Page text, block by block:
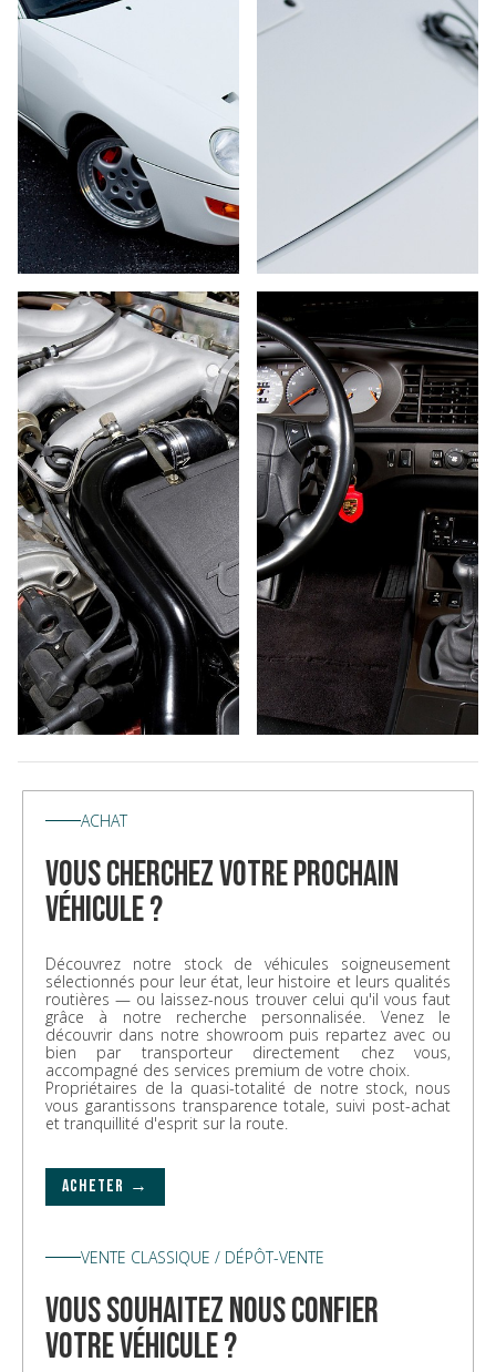
ACHAT
vous cherchez votre prochain
véhicule ?
Découvrez notre stock de véhicules soigneusement
sélectionnés pour leur état, leur histoire et leurs qualités
routières — ou laissez-nous trouver celui qu'il vous faut
grâce à notre recherche personnalisée. Venez le
découvrir dans notre showroom puis repartez avec ou
bien par transporteur directement chez vous,
accompagné des services premium de votre choix.
Propriétaires de la quasi-totalité de notre stock, nous
vous garantissons transparence totale, suivi post-achat
et tranquillité d'esprit sur la route.
ACHETER →
VENTE CLASSIQUE / DÉPÔT-VENTE
vous souhaitez nous confier
votre véhicule ?